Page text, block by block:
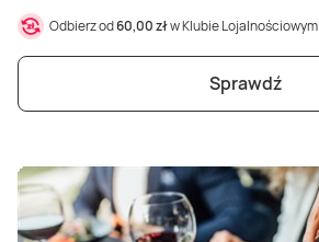
Odbierz od60,00 złw Klubie Lojalnościowym
Sprawdź